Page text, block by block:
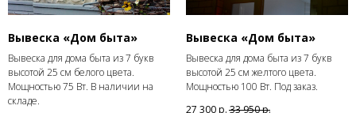
Вывеска «Дом быта»
Вывеска для дома быта из 7 букв
высотой 25 см белого цвета.
Мощностью 75 Вт. В наличии на
складе.
Вывеска «Дом быта»
Вывеска для дома быта из 7 букв
высотой 25 см желтого цвета.
Мощностью 100 Вт. Под заказ.
27 300р. 33 950р.